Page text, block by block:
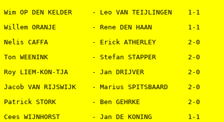
Wim OP DEN KELDER     - Leo VAN TEIJLINGEN    1-1
Willem ORANJE         - Rene DEN HAAN         1-1
Nelis CAFFA           - Erick ATHERLEY        2-0
Ton WEENINK           - Stefan STAPPER        2-0
Roy LIEM-KON-TJA      - Jan DRIJVER           2-0
Jacob VAN RIJSWIJK    - Marius SPITSBAARD     2-0
Patrick STORK         - Ben GEHRKE            2-0
Cees WIJNHORST        - Jan DE KONING         1-1